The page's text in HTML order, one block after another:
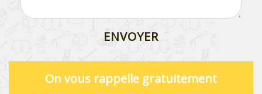
On vous rappelle gratuitement